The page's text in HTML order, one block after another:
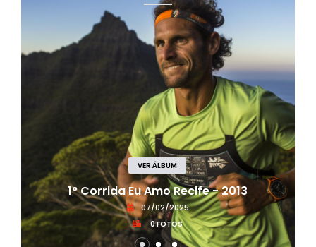
VER ÁLBUM
1° Corrida Eu Amo Recife - 2013
07/02/2025
0 FOTOS